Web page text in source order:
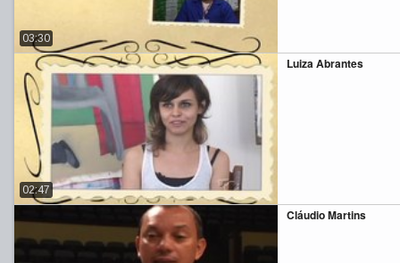
03:30
Luiza Abrantes
02:47
Cláudio Martins